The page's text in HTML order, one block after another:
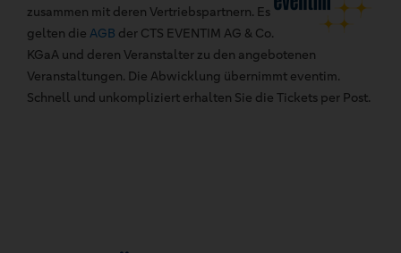
zusammen mit deren Vertriebspartnern. Es
gelten die AGB der CTS EVENTIM AG & Co.
KGaA und deren Veranstalter zu den angebotenen
Veranstaltungen. Die Abwicklung übernimmt eventim.
Schnell und unkompliziert erhalten Sie die Tickets per Post.